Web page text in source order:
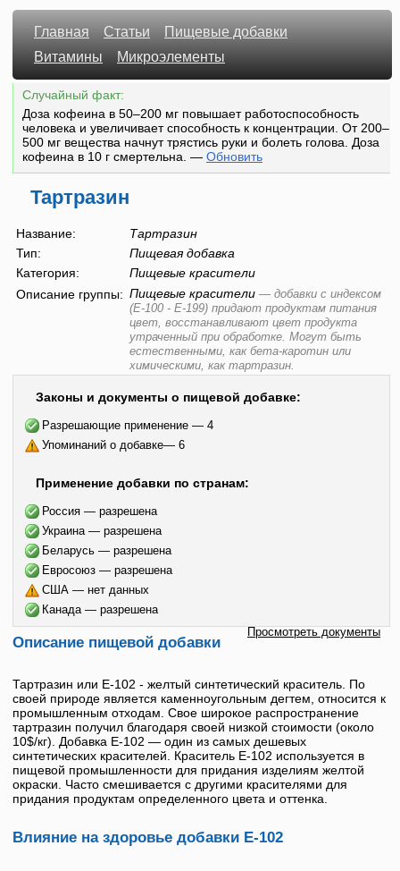
Главная Статьи
Пищевые добавки
Витамины
Микроэлементы
Случайный факт:
Доза кофеина в 50–200 мг повышает работоспособность
человека и увеличивает способность к концентрации. От 200–
500 мг вещества начнут трястись руки и болеть голова. Доза
кофеина в 10 г смертельна. — Обновить
Тартразин
Название:
Тартразин
Тип:
Пищевая добавка
Категория:
Пищевые красители
Описание группы: Пищевые красители — добавки с индексом
(E-100 - E-199) придают продуктам питания
цвет, восстанавливают цвет продукта
утраченный при обработке. Могут быть
естественными, как бета-каротин или
химическими, как тартразин.
Законы и документы о пищевой добавке:
Разрешающие применение — 4
Упоминаний о добавке— 6
Применение добавки по странам:
Россия — разрешена
Украина — разрешена
Беларусь — разрешена
Евросоюз — разрешена
США — нет данных
Канада — разрешена
Просмотреть документы
Описание пищевой добавки
Тартразин или Е-102 - желтый синтетический краситель. По
своей природе является каменноугольным дегтем, относится к
промышленным отходам. Свое широкое распространение
тартразин получил благодаря своей низкой стоимости (около
10$/кг). Добавка Е-102 — один из самых дешевых
синтетических красителей. Краситель Е-102 используется в
пищевой промышленности для придания изделиям желтой
окраски. Часто смешивается с другими красителями для
придания продуктам определенного цвета и оттенка.
Влияние на здоровье добавки Е-102